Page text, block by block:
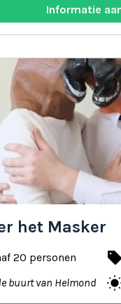
Informatie
het Masker
20 personen local_offer
buurt van Helmond